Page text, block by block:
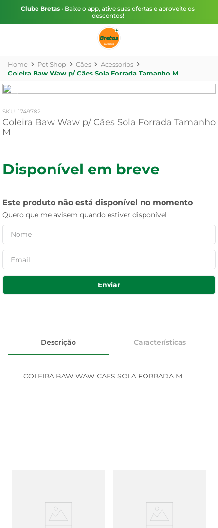
Clube Bretas • Baixe o app, ative suas ofertas e aproveite os
descontos!
Pet Shop Cães
Acessorios
Coleira Baw Waw p/ Cães Sola Forrada Tamanho M
: 1749782
Coleira Baw Waw p/ Cães Sola Forrada Tamanho
M
Disponível em breve
Este produto não está disponível no momento
Quero que me avisem quando estiver disponível
Enviar
Descrição Características
COLEIRA BAW WAW CAES SOLA FORRADA M